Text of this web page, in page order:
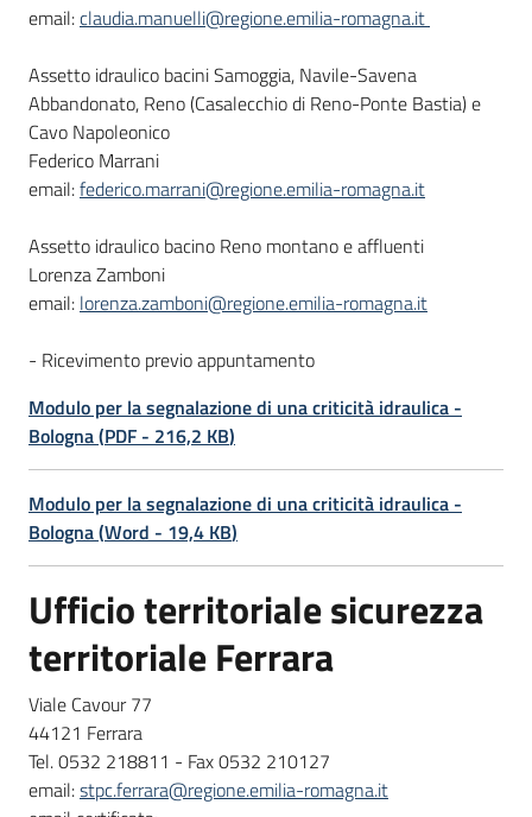
email:claudia.manuelli@regione.emilia-romagna.it
Assetto idraulico bacini Samoggia, Navile-Savena
Abbandonato, Reno (Casalecchio di Reno-Ponte Bastia) e
Cavo Napoleonico
Federico Marrani
email:federico.marrani@regione.emilia-romagna.it
Assetto idraulico bacino Reno montano e affluenti
Lorenza Zamboni
email: lorenza.zamboni@regione.emilia-romagna.it
- Ricevimento previo appuntamento
Modulo per la segnalazione di una criticità idraulica -
Bologna(PDF - 216,2 KB)
Modulo per la segnalazione di una criticità idraulica -
Bologna(Word - 19,4 KB)
Ufficio territoriale sicurezza
territoriale Ferrara
Viale Cavour 77
44121 Ferrara
Tel. 0532 218811 - Fax 0532 210127
email:stpc.ferrara@regione.emilia-romagna.it